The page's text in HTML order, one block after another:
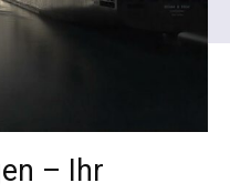
– Ihr